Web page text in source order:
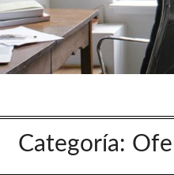
Categoría: